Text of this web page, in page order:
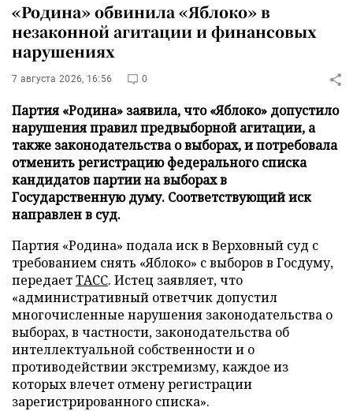
«Родина» обвинила «Яблоко» в
незаконной агитации и финансовых
нарушениях
7 августа 2026, 16:56 0
Партия «Родина» заявила, что «Яблоко» допустило
нарушения правил предвыборной агитации, а
также законодательства о выборах, и потребовала
отменить регистрацию федерального списка
кандидатов партии на выборах в
Государственную думу. Соответствующий иск
направлен в суд.
Партия «Родина» подала иск в Верховный суд с
требованием снять «Яблоко» с выборов в Госдуму,
передаетТАСС. Истец заявляет, что
«административный ответчик допустил
многочисленные нарушения законодательства о
выборах, в частности, законодательства об
интеллектуальной собственности и о
противодействии экстремизму, каждое из
которых влечет отмену регистрации
зарегистрированного списка».